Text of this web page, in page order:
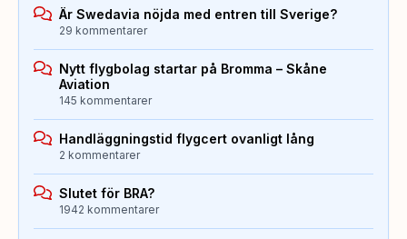
Är Swedavia nöjda med entren till Sverige?
29 kommentarer
Nytt flygbolag startar på Bromma – Skåne
Aviation
145 kommentarer
Handläggningstid flygcert ovanligt lång
2 kommentarer
Slutet för BRA?
1942 kommentarer